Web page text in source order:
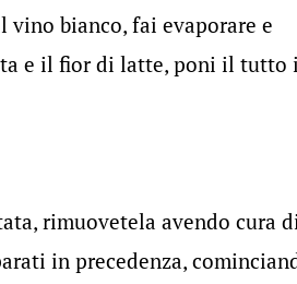
vino bianco, fai evaporare e
e il fior di latte, poni il tutto
rimuovetela avendo cura
in precedenza,